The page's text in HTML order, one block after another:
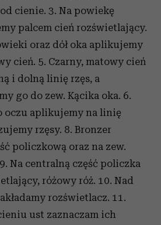
cienie. 3. Na powiekę
palcem cień rozświetlający.
oraz dół oka aplikujemy
cień. 5. Czarny, matowy cień
i dolną linię rzęs, a
go do zew. Kącika oka. 6.
oczu aplikujemy na linię
rzęsy. 8. Bronzer
policzkową oraz na zew.
Na centralną część policzka
różowy róż. 10. Nad
rozświetlacz. 11.
ust zaznaczam ich